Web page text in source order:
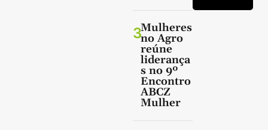
3Mulheres
no Agro
reúne
liderança
s no 9º
Encontro
ABCZ
Mulher